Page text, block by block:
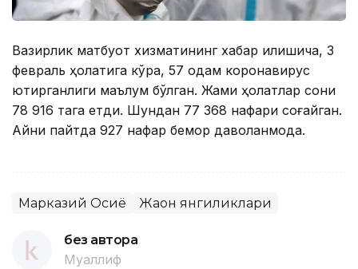
Вазирлик матбуот хизматининг хабар қилишича, 3
февраль ҳолатига кўра, 57 одам коронавирус
юқтирганлиги маълум бўлган. Жами ҳолатлар сони
78 916 тага етди. Шундан 77 368 нафари соғайган.
Айни пайтда 927 нафар бемор даволанмоқда.
Марказий Осиё Жаҳон янгиликлари
без автора
Муаллиф